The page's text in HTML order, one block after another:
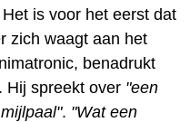
is voor het eerst dat
zich waagt aan het
benadrukt
Hij spreekt over "een
. "Wat een